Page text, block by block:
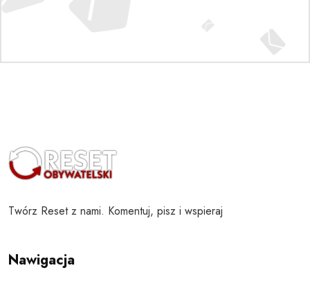
Twórz Reset z nami. Komentuj, pisz i wspieraj
Nawigacja